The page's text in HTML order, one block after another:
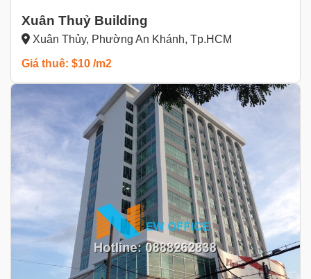
Xuân Thuỷ Building
Xuân Thủy, Phường An Khánh, Tp.HCM
Giá thuê: $10 /m2